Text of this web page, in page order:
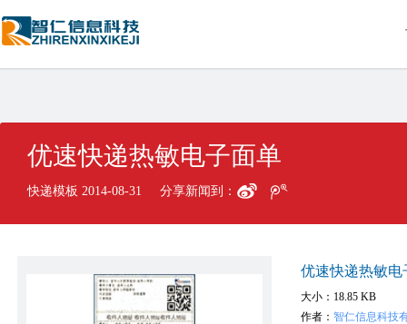
优速快递热敏电子面单
快递模板 2014-08-31 分享新闻到：
优速快递热敏
大小：18.85 KB
作者： 智仁信息科技